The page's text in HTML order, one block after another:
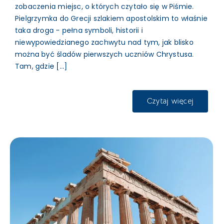
zobaczenia miejsc, o których czytało się w Piśmie.
Pielgrzymka do Grecji szlakiem apostolskim to właśnie
taka droga - pełna symboli, historii i
niewypowiedzianego zachwytu nad tym, jak blisko
można być śladów pierwszych uczniów Chrystusa.
Tam, gdzie [...]
Czytaj więcej